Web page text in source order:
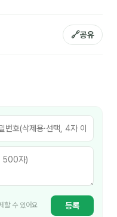
🔗공유
할 수 있어요 등록